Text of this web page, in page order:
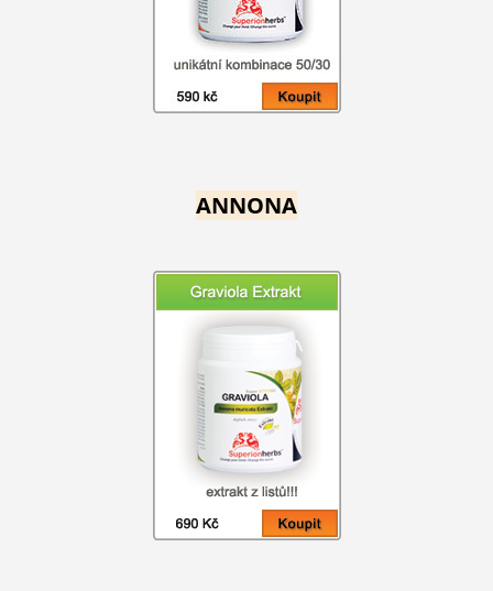
ANNONA